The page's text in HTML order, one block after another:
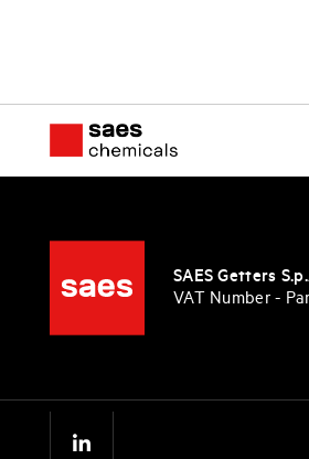
SAES Getters
VAT Number -